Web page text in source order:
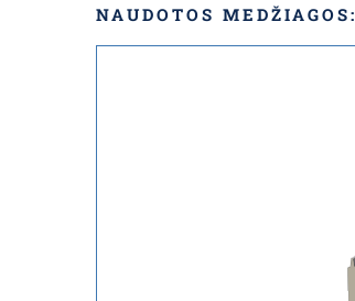
NAUDOTOS MEDŽIAGOS: